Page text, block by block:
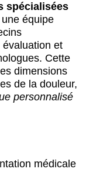
spécialisées
équipe
évaluation et
Cette
dimensions
de la douleur,
personnalisé
médicale